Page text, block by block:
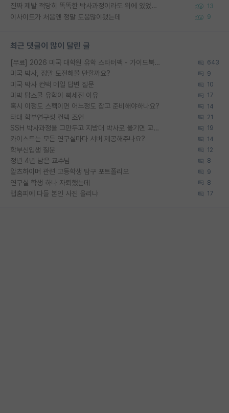
진짜 제발 적당히 똑똑한 박사과정이라도 위에 있었으면.. 13
이사이트가 처음엔 정말 도움많이됐는데 9
최근 댓글이 많이 달린 글
[무료] 2026 미국 대학원 유학 스타터팩 - 가이드북 & 합격자 컨택메일 템플릿 643
미국 박사, 정말 도전해볼 만할까요? 9
미국 박사 컨택 메일 답변 질문 10
미박 탑스쿨 유학이 빡세진 이유 17
혹시 이정도 스펙이면 어느정도 잡고 준비해야하나요? 14
타대 학부연구생 컨택 조언 21
SSH 박사과정을 그만두고 지방대 박사로 옮기면 교수의 꿈은 끝일까요? 19
카이스트는 모든 연구실마다 서버 제공해주나요? 14
학부신입생 질문 12
정년 4년 남은 교수님 8
알츠하이머 관련 고등학생 탐구 포트폴리오 9
연구실 학생 하나 자퇴했는데 8
랩홈피에 다들 본인 사진 올리냐 17